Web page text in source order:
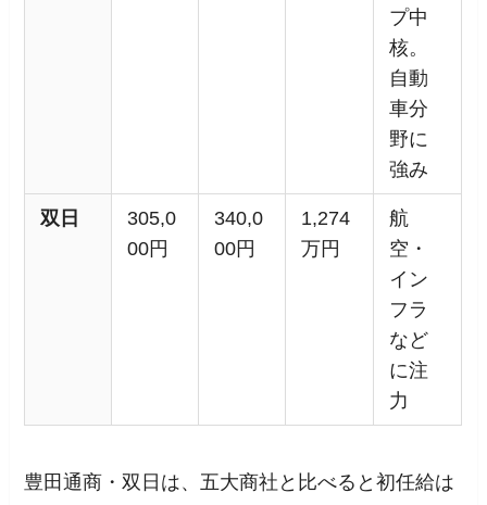
プ中
核。
自動
車分
野に
強み
双日
305,0
00円
340,0
00円
1,274
万円
航
空・
イン
フラ
など
に注
力
豊田通商・双日は、五大商社と比べると初任給は